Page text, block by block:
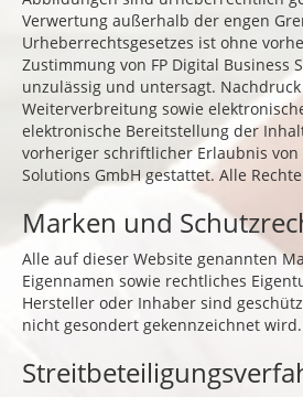
Verwertung außerhalb der engen
Urheberrechtsgesetzes ist ohne
Zustimmung von FP Digital Business
unzulässig und untersagt.
Weiterverbreitung sowie
elektronische Bereitstellung der
vorheriger schriftlicher Erlaubnis von
Solutions GmbH gestattet. Alle
Marken und
Alle auf dieser Website genannten
Eigennamen sowie rechtliches
Hersteller oder Inhaber sind
nicht gesondert gekennzeichnet wird.